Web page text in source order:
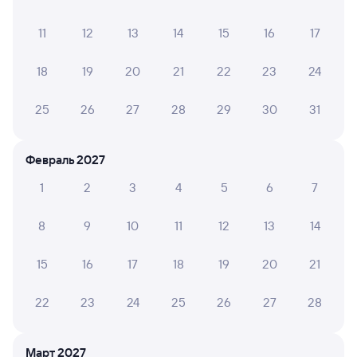
Путешественникам нравятся эти варианты
Cosmos
Петрозаводск
Отзывы пассажиров Туту о поездах
11 12 13 14 15 16 17
18 19 20 21 22 23 24
25 26 27 28 29 30 31
Февраль 2027
1
2 3 4 5 6 7
8 9 10 11 12 13 14
15 16 17 18 19 20 21
22 23 24 25 26 27 28
Март 2027